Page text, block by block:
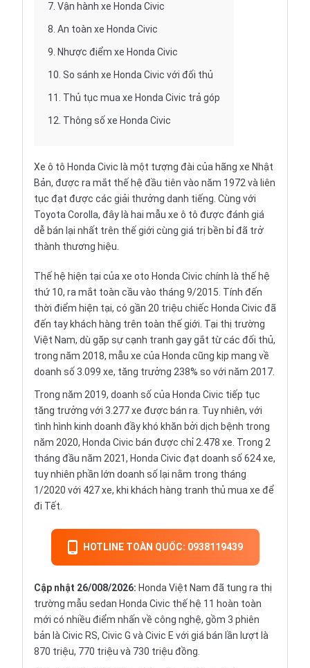
7. Vận hành xe Honda Civic
8. An toàn xe Honda Civic
9. Nhược điểm xe Honda Civic
10. So sánh xe Honda Civic với đối thủ
11. Thủ tục mua xe Honda Civic trả góp
12. Thông số xe Honda Civic
Xe ô tô Honda Civic là một tượng đài của hãng xe Nhật
Bản, được ra mắt thế hệ đầu tiên vào năm 1972 và liên
tục đạt được các giải thưởng danh tiếng. Cùng với
Toyota Corolla, đây là hai mẫu xe ô tô được đánh giá
dễ bán lại nhất trên thế giới cùng giá trị bền bỉ đã trở
thành thương hiệu.
Thế hệ hiện tại của xe oto Honda Civic chính là thế hệ
thứ 10, ra mắt toàn cầu vào tháng 9/2015. Tính đến
thời điểm hiện tại, có gần 20 triệu chiếc Honda Civic đã
đến tay khách hàng trên toàn thế giới. Tại thị trường
Việt Nam, dù gặp sự cạnh tranh gay gắt từ các đối thủ,
trong năm 2018, mẫu xe của Honda cũng kịp mang về
doanh số 3.099 xe, tăng trưởng 238% so với năm 2017.
Trong năm 2019, doanh số của Honda Civic tiếp tục
tăng trưởng với 3.277 xe được bán ra. Tuy nhiên, với
tình hình kinh doanh đầy khó khăn bởi dịch bệnh trong
năm 2020, Honda Civic bán được chỉ 2.478 xe. Trong 2
tháng đầu năm 2021, Honda Civic đạt doanh số 624 xe,
tuy nhiên phần lớn doanh số lại nằm trong tháng
1/2020 với 427 xe, khi khách hàng tranh thủ mua xe để
đi Tết.
HOTLINE TOÀN QUỐC: 0938119439
Cập nhật 26/008/2026: Honda Việt Nam đã tung ra thị
trường mẫu sedan Honda Civic thế hệ 11 hoàn toàn
mới có nhiều điểm nhấn về công nghệ, gồm 3 phiên
bản là Civic RS, Civic G và Civic E với giá bán lần lượt là
870 triệu, 770 triệu và 730 triệu đồng.